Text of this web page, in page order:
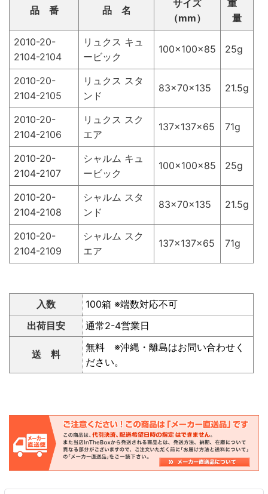
品 番 品 名
サイズ
（mm）
重
量
2010-20-
2104-2104
リュクス キュ
ービック
100×100×85 25g
2010-20-
2104-2105
リュクス スタ
ンド
83×70×135 21.5g
2010-20-
2104-2106
リュクス スク
エア
137×137×65 71g
2010-20-
2104-2107
シャルム キュ
ービック
100×100×85 25g
2010-20-
2104-2108
シャルム スタ
ンド
83×70×135 21.5g
2010-20-
2104-2109
シャルム スク
エア
137×137×65 71g
入数
100箱 ※端数対応不可
出荷目安
通常2-4営業日
送 料
無料 ※沖縄・離島はお問い合わせく
ださい。